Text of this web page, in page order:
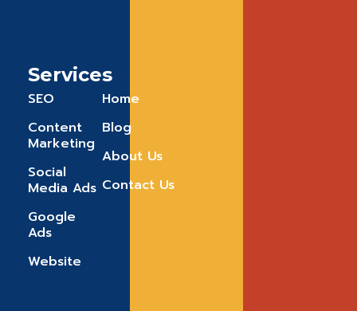
Services
SEO
Content
Marketing
Social
Media Ads
Google
Ads
Website
Home
Blog
About Us
Contact Us